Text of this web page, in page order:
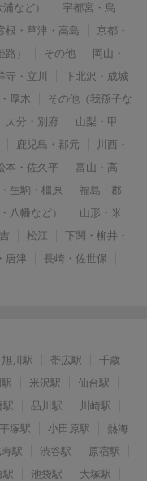
など）
宇都宮・烏
根・草津・高島
京都・
） その他
岡山・
寺・立川
下北沢・成城
厚木
その他（我孫子な
大分・別府
山梨・甲
鹿児島・郡元
川西・
本・佐久平
富山・高
生駒・橿原
福島・郡
八幡など）
山形・米
松江
下関・柳井・
唐津
長崎・佐世保
旭川駅 帯広駅
千歳
米沢駅
仙台駅
駅 品川駅
川崎駅
平塚駅 小田原駅
熱海
駅 渋谷駅
原宿駅
駅 池袋駅
大塚駅